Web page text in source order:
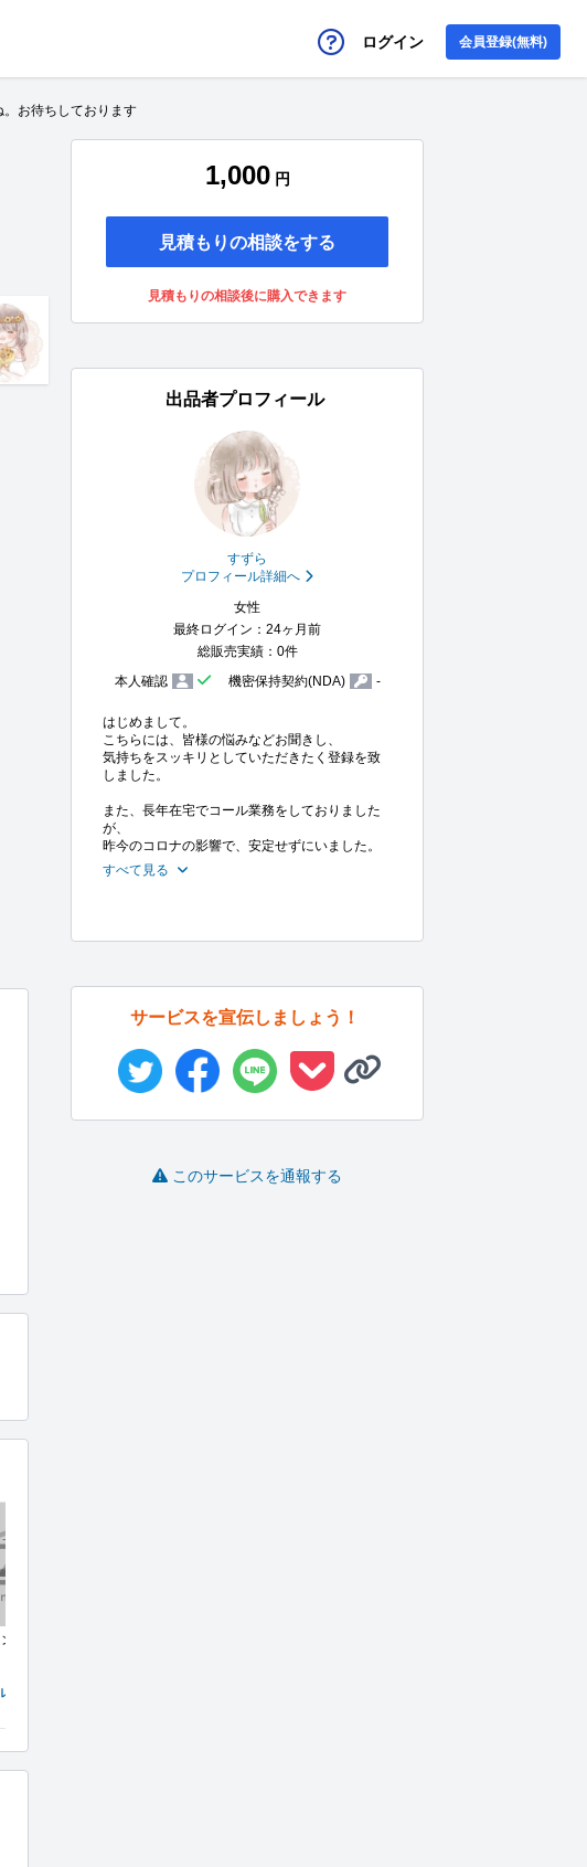
ログイン 会員登録(無料)
お待ちしております
グ受け付
1,000 円
見積もりの相談をする
見積もりの相談後に購入できます
出品者プロフィール
すずら
プロフィール詳細へ
女性
最終ログイン：24ヶ月前
総販売実績：0件
本人確認
機密保持契約(NDA) -
はじめまして。
こちらには、皆様の悩みなどお聞きし、
気持ちをスッキリとしていただきたく登録を致
しました。
また、長年在宅でコール業務をしておりました
が、
昨今のコロナの影響で、安定せずにいました。
すべて見る
サービスを宣伝しましょう！
このサービスを通報する